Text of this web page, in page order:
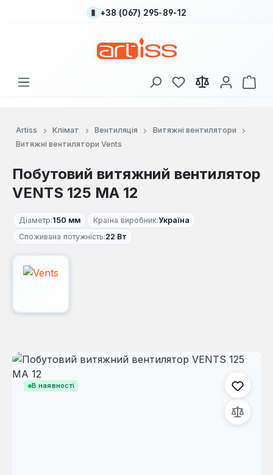
Перейти до основного вмісту
+38 (067) 295-89-12
У вас є 0 у списку
Artiss Клімат Вентиляція
Витяжні вентилятори
Витяжні вентилятори Vents
Побутовий витяжний вентилятор
VENTS 125 МА 12
Діаметр:150 мм Країна виробник:Україна
Споживана потужність:22 Вт
В наявності
Пропустити галерею зображень